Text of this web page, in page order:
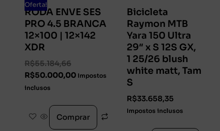
Oferta!
RODA ENVE SES
PRO 4.5 BRANCA
12×100 | 12×142
XDR
R$55.184,66
R$50.000,00 Impostos
inclusos
Comprar
Bicicleta
Raymon MTB
Yara 150 Ultra
29″ x S 12S GX,
1 25/26 blush
white matt, Tam
S
R$33.658,35
Impostos inclusos